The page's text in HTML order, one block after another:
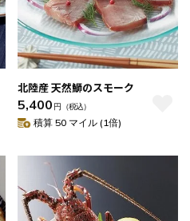
北陸産 天然鰤のスモーク
5,400 円 （税込）
積算 50 マイル (1倍)